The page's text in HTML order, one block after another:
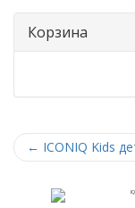
Корзина
← ICONIQ Kids